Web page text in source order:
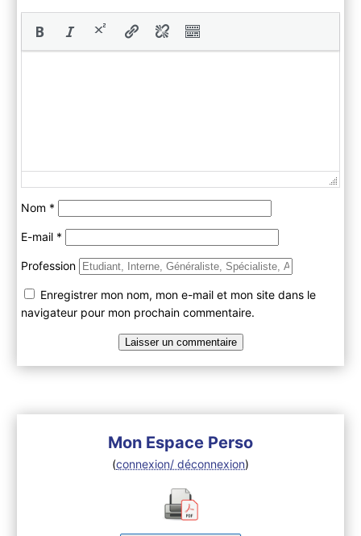
Nom *
E-mail *
Profession
Enregistrer mon nom, mon e-mail et mon site dans le
navigateur pour mon prochain commentaire.
Mon Espace Perso
(connexion/ déconnexion)